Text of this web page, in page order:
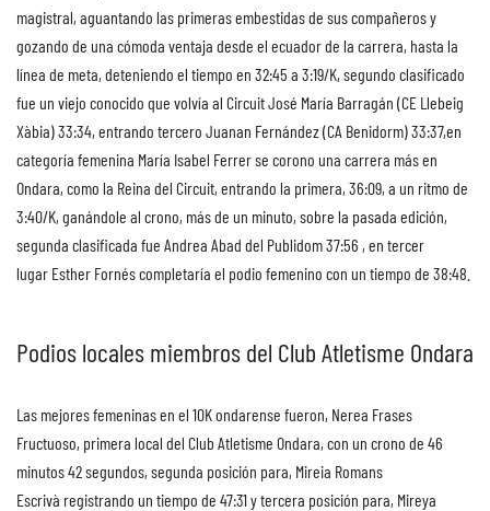
magistral, aguantando las primeras embestidas de sus compañeros y
gozando de una cómoda ventaja desde el ecuador de la carrera, hasta la
línea de meta, deteniendo el tiempo en 32:45 a 3:19/K, segundo clasificado
fue un viejo conocido que volvía al Circuit José María Barragán (CE Llebeig
Xàbia) 33:34, entrando tercero Juanan Fernández (CA Benidorm) 33:37,en
categoría femenina María Isabel Ferrer se corono una carrera más en
Ondara, como la Reina del Circuit, entrando la primera, 36:09, a un ritmo de
3:40/K, ganándole al crono, más de un minuto, sobre la pasada edición,
segunda clasificada fue Andrea Abad del Publidom 37:56 , en tercer
lugar Esther Fornés completaría el podio femenino con un tiempo de 38:48.
Podios locales miembros del Club Atletisme Ondara
Las mejores femeninas en el 10K ondarense fueron, Nerea Frases
Fructuoso, primera local del Club Atletisme Ondara, con un crono de 46
minutos 42 segundos, segunda posición para, Mireia Romans
Escrivà registrando un tiempo de 47:31 y tercera posición para, Mireya